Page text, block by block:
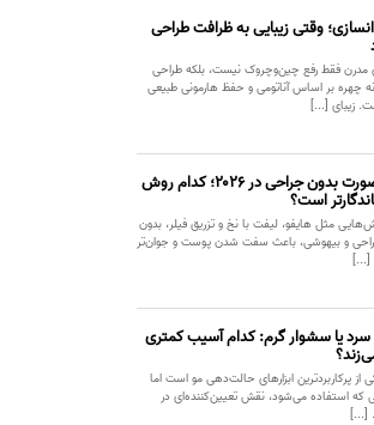
وقتی زیبایی به ظرافت طراحی
مدرن فقط رفع چین‌وچروک نیست، بلکه طراحی
چهره بر اساس آناتومی و حفظ هارمونی طبیعی
زیبای [...]
لیفت صورت بدون جراحی در ۲۰۲۶؛ کدام روش
است؟
مثل هایفو، لیفت با نخ و تزریق فیلر، بدون
و بیهوشی، باعث سفت شدن پوست و جوان‌تر
یا سشوار گرم: کدام آسیب کمتری
از پرکاربردترین ابزارهای حالت‌دهی مو است اما
که استفاده می‌شود، نقش تعیین‌کننده‌ای در
[...]